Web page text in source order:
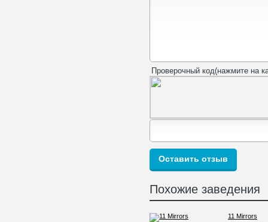
Проверочный код(нажмите на
Похожие заведения
11 Mirrors